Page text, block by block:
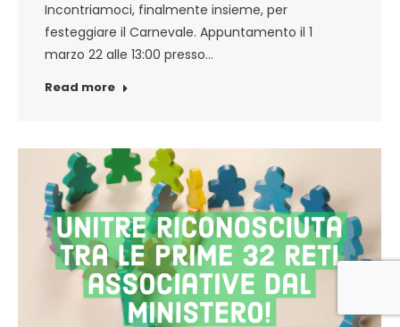
Incontriamoci, finalmente insieme, per
festeggiare il Carnevale. Appuntamento il 1
marzo 22 alle 13:00 presso…
Read more